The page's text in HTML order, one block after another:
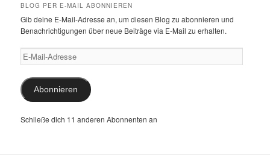
BLOG PER E-MAIL ABONNIEREN
Gib deine E-Mail-Adresse an, um diesen Blog zu abonnieren und
Benachrichtigungen über neue Beiträge via E-Mail zu erhalten.
E-
Mail-
Adresse
Abonnieren
Schließe dich 11 anderen Abonnenten an